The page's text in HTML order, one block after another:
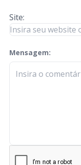
Site:
Mensagem:
check-terms